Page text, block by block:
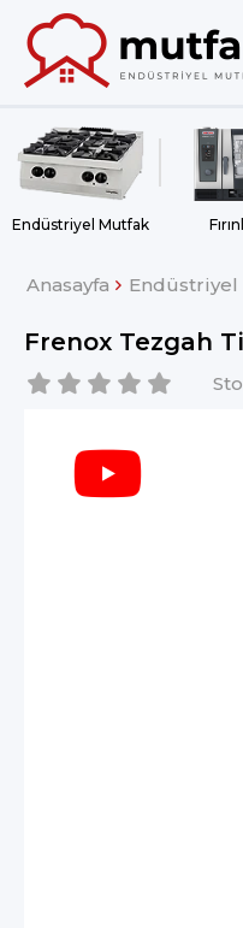
Endüstriyel Mutfak
Anasayfa Endüstriyel
Frenox Tezgah